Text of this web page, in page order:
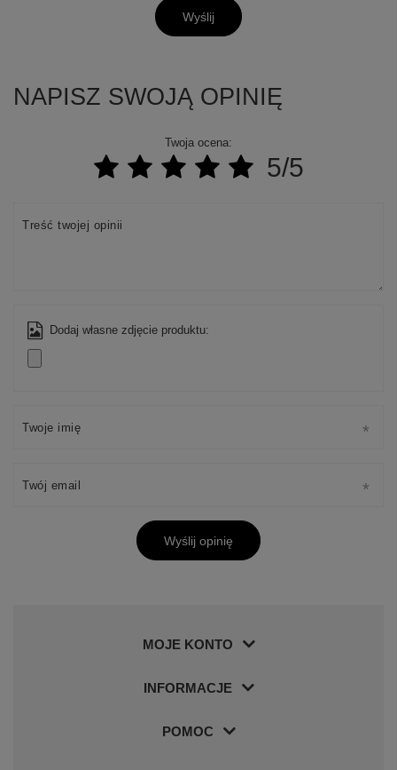
Wyślij
NAPISZ SWOJĄ OPINIĘ
Twoja ocena:
5/5
Treść twojej opinii
Dodaj własne zdjęcie produktu:
Twoje imię
Twój email
Wyślij opinię
MOJE KONTO
INFORMACJE
POMOC